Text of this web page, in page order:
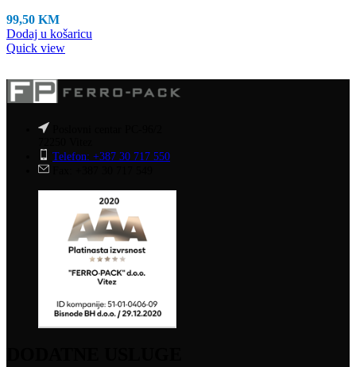
99,50 KM
Dodaj u košaricu
Quick view
Telefon: +387 30 717 550